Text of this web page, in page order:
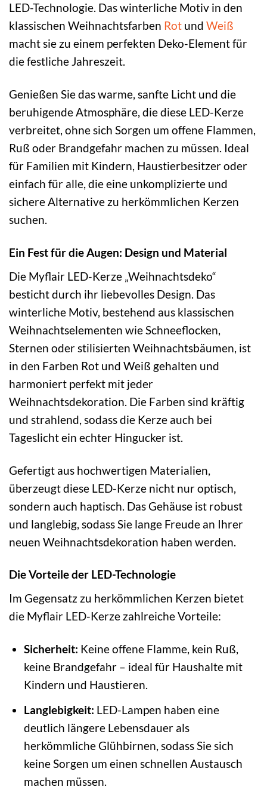
LED-Technologie. Das winterliche Motiv in den
klassischen Weihnachtsfarben Rot und Weiß
macht sie zu einem perfekten Deko-Element für
die festliche Jahreszeit.
Genießen Sie das warme, sanfte Licht und die
beruhigende Atmosphäre, die diese LED-Kerze
verbreitet, ohne sich Sorgen um offene Flammen,
Ruß oder Brandgefahr machen zu müssen. Ideal
für Familien mit Kindern, Haustierbesitzer oder
einfach für alle, die eine unkomplizierte und
sichere Alternative zu herkömmlichen Kerzen
suchen.
Ein Fest für die Augen: Design und Material
Die Myflair LED-Kerze „Weihnachtsdeko“
besticht durch ihr liebevolles Design. Das
winterliche Motiv, bestehend aus klassischen
Weihnachtselementen wie Schneeflocken,
Sternen oder stilisierten Weihnachtsbäumen, ist
in den Farben Rot und Weiß gehalten und
harmoniert perfekt mit jeder
Weihnachtsdekoration. Die Farben sind kräftig
und strahlend, sodass die Kerze auch bei
Tageslicht ein echter Hingucker ist.
Gefertigt aus hochwertigen Materialien,
überzeugt diese LED-Kerze nicht nur optisch,
sondern auch haptisch. Das Gehäuse ist robust
und langlebig, sodass Sie lange Freude an Ihrer
neuen Weihnachtsdekoration haben werden.
Die Vorteile der LED-Technologie
Im Gegensatz zu herkömmlichen Kerzen bietet
die Myflair LED-Kerze zahlreiche Vorteile:
Sicherheit: Keine offene Flamme, kein Ruß,
keine Brandgefahr – ideal für Haushalte mit
Kindern und Haustieren.
Langlebigkeit: LED-Lampen haben eine
deutlich längere Lebensdauer als
herkömmliche Glühbirnen, sodass Sie sich
keine Sorgen um einen schnellen Austausch
machen müssen.